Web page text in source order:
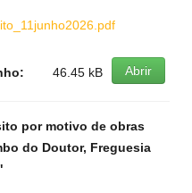
Abrir
46.45 kB
por motivo de obras
do Doutor, Freguesia